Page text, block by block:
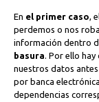
En el primer caso,
perdemos o nos
información dentro
basura. Por ello hay
nuestros datos
por banca
dependencias